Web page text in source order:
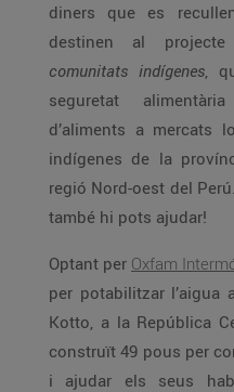
diners que es
destinen al projecte
comunitats indígenes,
seguretat
d’aliments a mercats
indígenes de la
regió Nord-oest del
també hi pots ajudar!
Optant per Oxfam
per potabilitzar l’aigua
Kotto, a la República
construït 49 pous per
i ajudar els seus